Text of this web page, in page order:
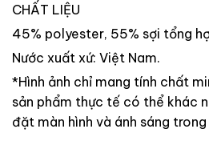
CHẤT LIỆU
45% polyester, 55% sợi tổng
Nước xuất xứ: Việt Nam.
*Hình ảnh chỉ mang tính chất
sản phẩm thực tế có thể khác
đặt màn hình và ánh sáng